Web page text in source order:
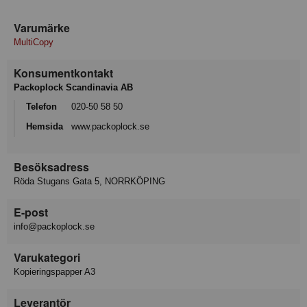
Varumärke
MultiCopy
Konsumentkontakt
Packoplock Scandinavia AB
Telefon
020-50 58 50
Hemsida
www.packoplock.se
Besöksadress
Röda Stugans Gata 5, NORRKÖPING
E-post
info@packoplock.se
Varukategori
Kopieringspapper A3
Leverantör